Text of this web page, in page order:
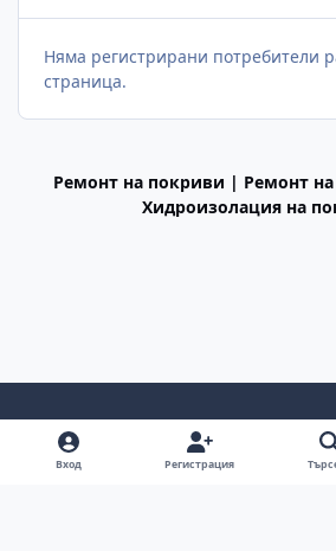
Няма регистрирани потребители
страница.
Ремонт на покриви | Ремонт
Хидроизолация на
Light ModeDark ModeSystem Preference
Вход Регистрация